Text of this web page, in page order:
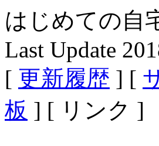
はじめての自
Last Update
[ 更新履歴 ] [
板 ] [ リンク ]